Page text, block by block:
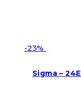
-23%
Sigma –